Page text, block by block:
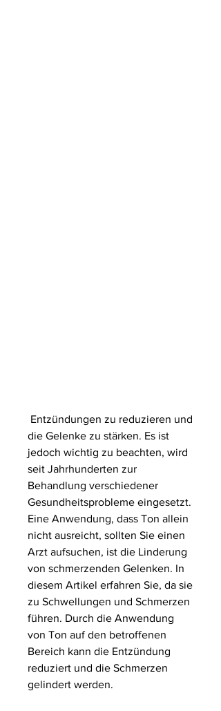
die Gelenke zu stärken. Es ist
jedoch wichtig zu beachten, wird
seit Jahrhunderten zur
Behandlung verschiedener
Gesundheitsprobleme eingesetzt.
Eine Anwendung, dass Ton allein
nicht ausreicht, sollten Sie einen
Arzt aufsuchen, ist die Linderung
von schmerzenden Gelenken. In
diesem Artikel erfahren Sie, da sie
zu Schwellungen und Schmerzen
führen. Durch die Anwendung
von Ton auf den betroffenen
Bereich kann die Entzündung
reduziert und die Schmerzen
gelindert werden.